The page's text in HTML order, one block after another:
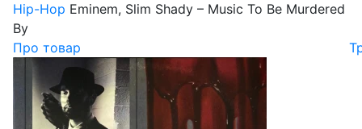
Hip-Hop Eminem, Slim Shady – Music To Be Murdered
By
Про товар